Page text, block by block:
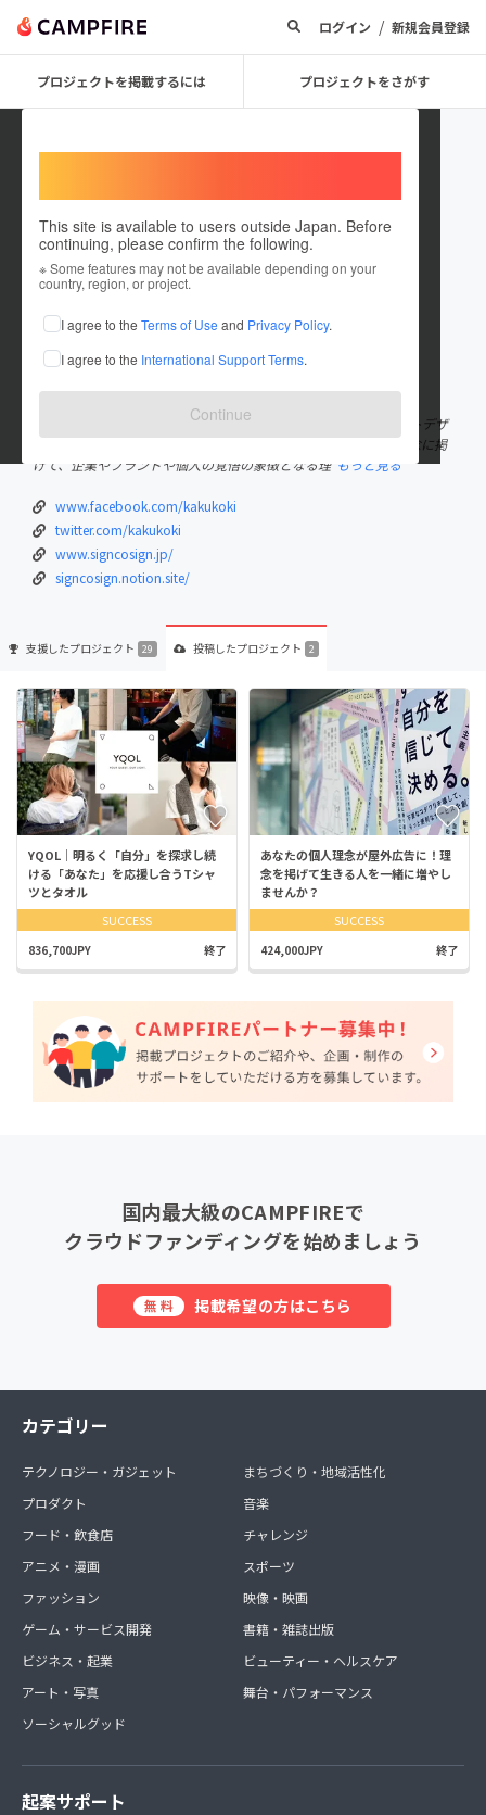
ログイン / 新規会員登録
プロジェクトを掲載するには プロジェクトをさがす
This site is available to users outside Japan. Before
continuing, please confirm the following.
※ Some features may not be available depending on your
country, region, or project.
I agree to the Terms of Use and Privacy Policy.
I agree to the International Support Terms.
Continue
kakukoki
これまでに29回支援して2件のプロジェクトを投稿しています
在住国：日本 現在地：東京都
出身国：日本 出身地：東京都
株式会社サインコサイン 代表 ／ セプテーニグループ コーポレートデザ
イン室長。「自分の言葉で語るとき、人はいい声で話す。」を理念に掲
げて、企業やブランドや個人の覚悟の象徴となる理 もっと見る
www.facebook.com/kakukoki
twitter.com/kakukoki
www.signcosign.jp/
signcosign.notion.site/
支援したプロジェクト 29 投稿したプロジェクト 2
YQOL｜明るく「自分」を探求し続
ける「あなた」を応援し合うTシャ
ツとタオル
SUCCESS
836,700JPY 終了
あなたの個人理念が屋外広告に！理
念を掲げて生きる人を一緒に増やし
ませんか？
SUCCESS
424,000JPY 終了
国内最大級のCAMPFIREで
クラウドファンディングを始めましょう
無料 掲載希望の方はこちら
カテゴリー
テクノロジー・ガジェット
プロダクト
フード・飲食店
アニメ・漫画
ファッション
ゲーム・サービス開発
ビジネス・起業
アート・写真
ソーシャルグッド
まちづくり・地域活性化
音楽
チャレンジ
スポーツ
映像・映画
書籍・雑誌出版
ビューティー・ヘルスケア
舞台・パフォーマンス
起案サポート